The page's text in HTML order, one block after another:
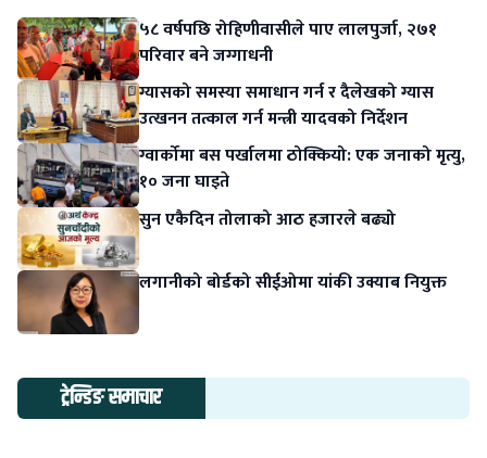
५८ वर्षपछि रोहिणीवासीले पाए लालपुर्जा, २७१
परिवार बने जग्गाधनी
ग्यासको समस्या समाधान गर्न र दैलेखको ग्यास
उत्खनन तत्काल गर्न मन्त्री यादवको निर्देशन
ग्वार्कोमा बस पर्खालमा ठोक्कियो: एक जनाको मृत्यु,
१० जना घाइते
सुन एकैदिन तोलाको आठ हजारले बढ्यो
लगानीको बोर्डको सीईओमा यांकी उक्याब नियुक्त
ट्रेन्डिङ समाचार